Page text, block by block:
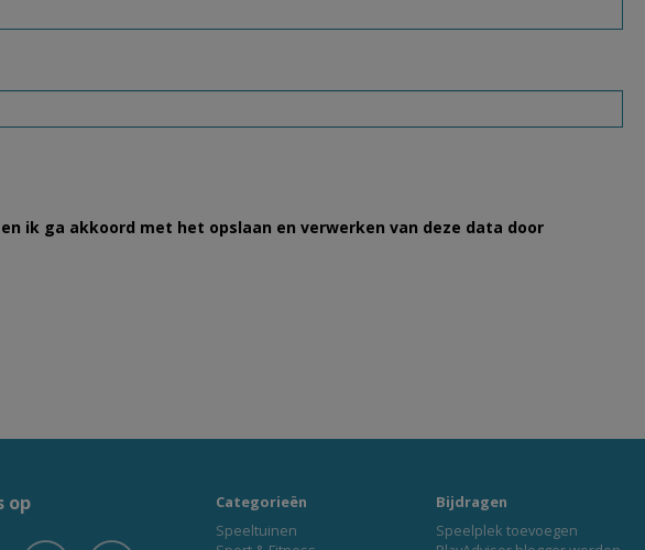
en ik ga akkoord met het opslaan en verwerken van deze data door
op
Categorieën
Speeltuinen
Bijdragen
Speelplek toevoegen